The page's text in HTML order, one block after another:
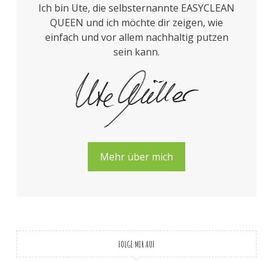
Ich bin Ute, die selbsternannte EASYCLEAN
QUEEN und ich möchte dir zeigen, wie
einfach und vor allem nachhaltig putzen
sein kann.
Mehr über mich
FOLGE MIR AUF